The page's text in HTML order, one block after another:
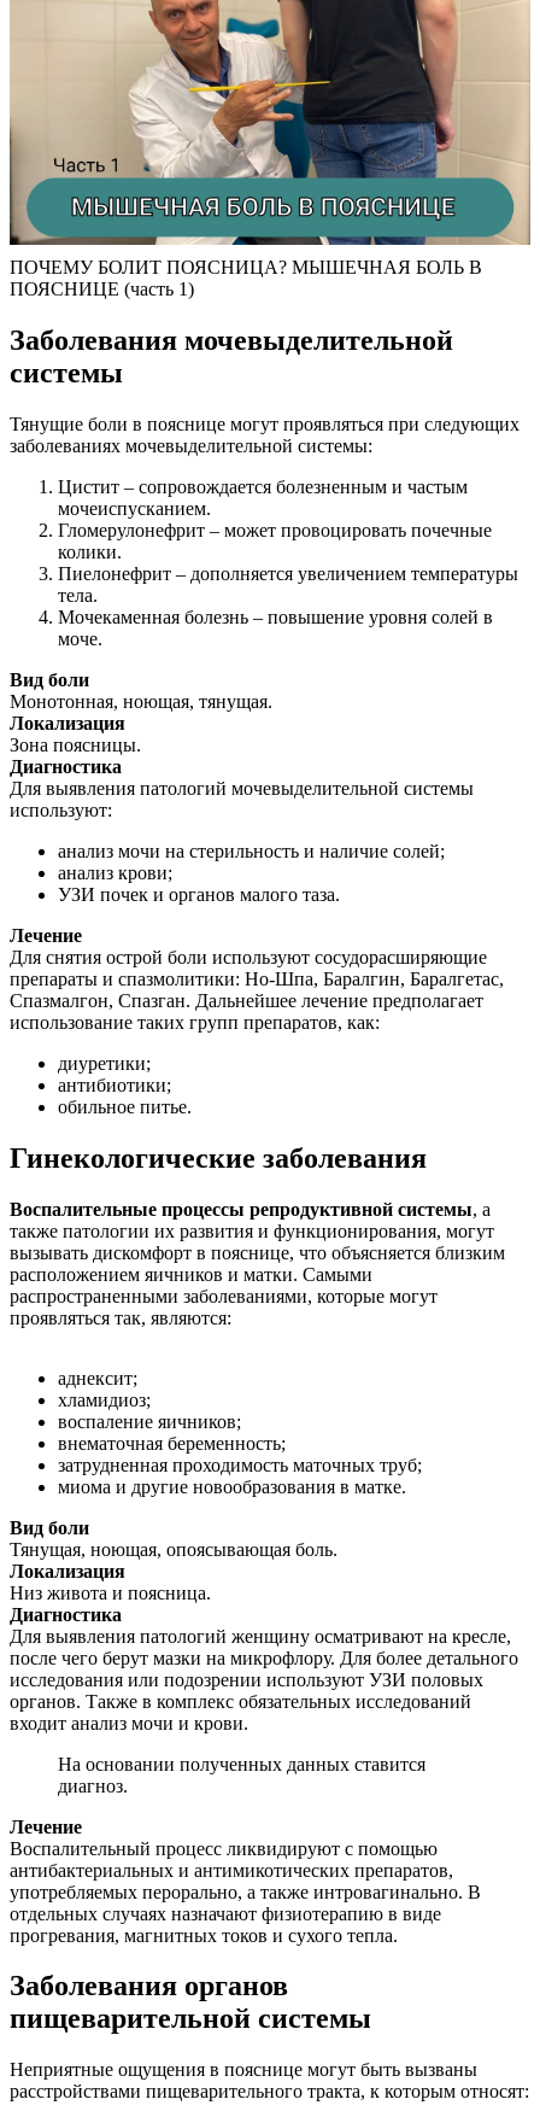
ПОЧЕМУ БОЛИТ ПОЯСНИЦА? МЫШЕЧНАЯ БОЛЬ В
ПОЯСНИЦЕ (часть 1)
Заболевания мочевыделительной
системы
Тянущие боли в пояснице могут проявляться при следующих
заболеваниях мочевыделительной системы:
Цистит – сопровождается болезненным и частым
мочеиспусканием.
Гломерулонефрит – может провоцировать почечные
колики.
Пиелонефрит – дополняется увеличением температуры
тела.
Мочекаменная болезнь – повышение уровня солей в
моче.
Вид боли
Монотонная, ноющая, тянущая.
Локализация
Зона поясницы.
Диагностика
Для выявления патологий мочевыделительной системы
используют:
анализ мочи на стерильность и наличие солей;
анализ крови;
УЗИ почек и органов малого таза.
Лечение
Для снятия острой боли используют сосудорасширяющие
препараты и спазмолитики: Но-Шпа, Баралгин, Баралгетас,
Спазмалгон, Спазган. Дальнейшее лечение предполагает
использование таких групп препаратов, как:
диуретики;
антибиотики;
обильное питье.
Гинекологические заболевания
Воспалительные процессы репродуктивной системы, а
также патологии их развития и функционирования, могут
вызывать дискомфорт в пояснице, что объясняется близким
расположением яичников и матки. Самыми
распространенными заболеваниями, которые могут
проявляться так, являются:
аднексит;
хламидиоз;
воспаление яичников;
внематочная беременность;
затрудненная проходимость маточных труб;
миома и другие новообразования в матке.
Вид боли
Тянущая, ноющая, опоясывающая боль.
Локализация
Низ живота и поясница.
Диагностика
Для выявления патологий женщину осматривают на кресле,
после чего берут мазки на микрофлору. Для более детального
исследования или подозрении используют УЗИ половых
органов. Также в комплекс обязательных исследований
входит анализ мочи и крови.
На основании полученных данных ставится
диагноз.
Лечение
Воспалительный процесс ликвидируют с помощью
антибактериальных и антимикотических препаратов,
употребляемых перорально, а также интровагинально. В
отдельных случаях назначают физиотерапию в виде
прогревания, магнитных токов и сухого тепла.
Заболевания органов
пищеварительной системы
Неприятные ощущения в пояснице могут быть вызваны
расстройствами пищеварительного тракта, к которым относят: